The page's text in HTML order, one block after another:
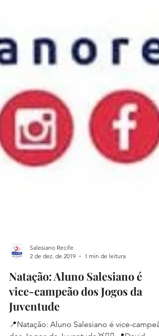
2 de dez. de 2019
1 min de leitura
Natação: Aluno Salesiano é
vice-campeão dos Jogos da
Juventude